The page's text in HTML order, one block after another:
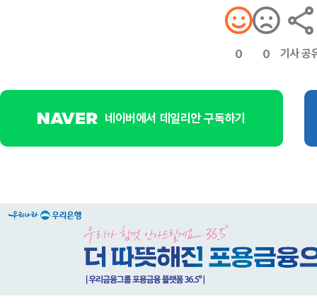
0 0 기사 공
네이버에서 데일리안 구독하기